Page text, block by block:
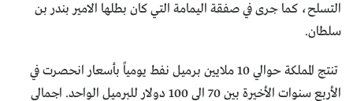
التسلح، كما جرى في صفقة اليمامة التي كان بطلها الامير بندر بن
سلطان.
تنتج المملكة حوالي 10 ملايين برميل نفط يومياً بأسعار انحصرت في
الأربع سنوات الأخيرة بين 70 الى 100 دولار للبرميل الواحد. اجمالي